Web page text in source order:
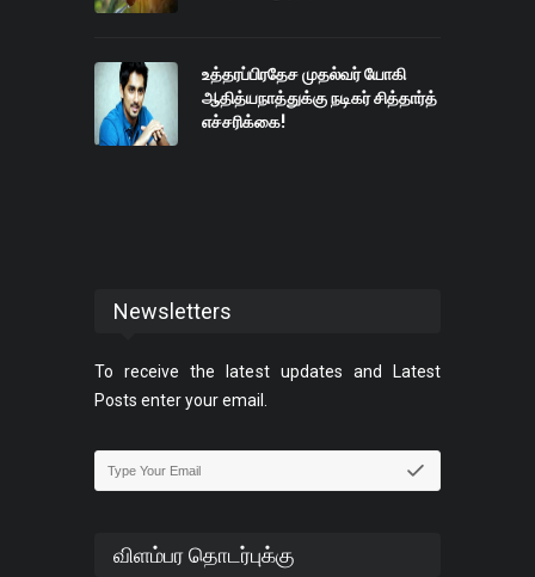
உத்தரப்பிரதேச முதல்வர் யோகி
ஆதித்யநாத்துக்கு நடிகர் சித்தார்த்
எச்சரிக்கை!
Newsletters
To receive the latest updates and Latest
Posts enter your email.
விளம்பர தொடர்புக்கு